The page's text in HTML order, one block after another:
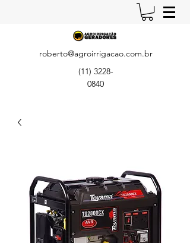
roberto@agroirrigacao.com.br
(11) 3228-
0840